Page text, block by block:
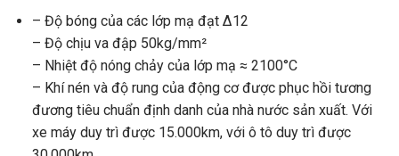
– Độ bóng của các lớp mạ đạt Δ12
– Độ chịu va đập 50kg/mm²
– Nhiệt độ nóng chảy của lớp mạ ≈ 2100°C
– Khí nén và độ rung của động cơ được phục hồi tương
đương tiêu chuẩn định danh của nhà nước sản xuất. Với
xe máy duy trì được 15.000km, với ô tô duy trì được